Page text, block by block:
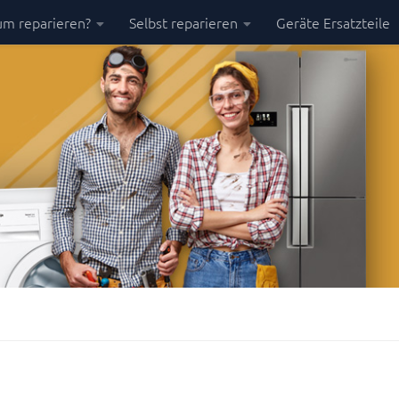
reparieren? Selbst reparieren Geräte Ersatzteile